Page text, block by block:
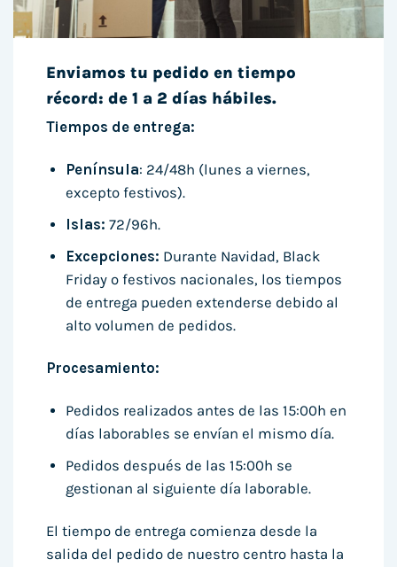
Enviamos tu pedido en tiempo
récord: de 1 a 2 días hábiles.
Tiempos de entrega:
Península: 24/48h (lunes a viernes,
excepto festivos).
Islas: 72/96h.
Excepciones: Durante Navidad, Black
Friday o festivos nacionales, los tiempos
de entrega pueden extenderse debido al
alto volumen de pedidos.
Procesamiento:
Pedidos realizados antes de las 15:00h en
días laborables se envían el mismo día.
Pedidos después de las 15:00h se
gestionan al siguiente día laborable.
El tiempo de entrega comienza desde la
salida del pedido de nuestro centro hasta la